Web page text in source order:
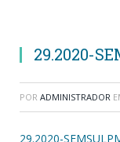
29.2020-
POR ADMINISTRADOR
29.2020-